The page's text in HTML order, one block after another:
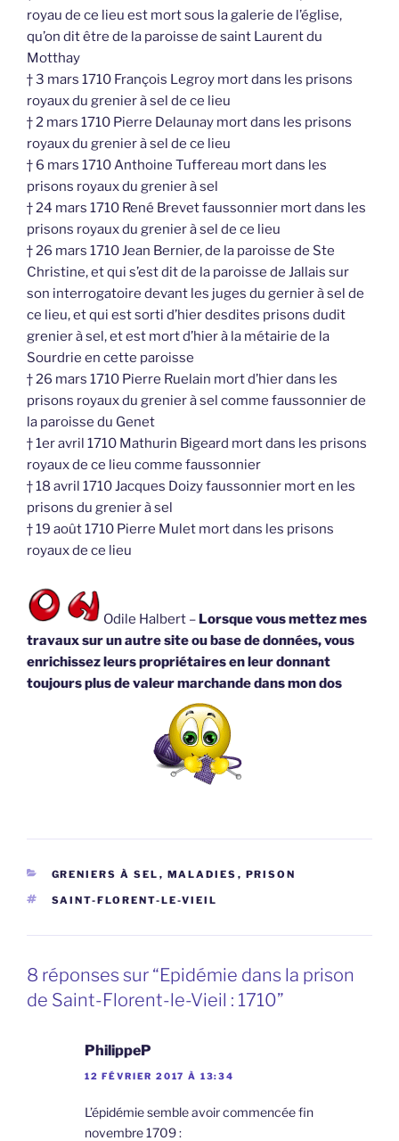
royau de ce lieu est mort sous la galerie de l’église,
qu’on dit être de la paroisse de saint Laurent du
Motthay
† 3 mars 1710 François Legroy mort dans les prisons
royaux du grenier à sel de ce lieu
† 2 mars 1710 Pierre Delaunay mort dans les prisons
royaux du grenier à sel de ce lieu
† 6 mars 1710 Anthoine Tuffereau mort dans les
prisons royaux du grenier à sel
† 24 mars 1710 René Brevet faussonnier mort dans les
prisons royaux du grenier à sel de ce lieu
† 26 mars 1710 Jean Bernier, de la paroisse de Ste
Christine, et qui s’est dit de la paroisse de Jallais sur
son interrogatoire devant les juges du gernier à sel de
ce lieu, et qui est sorti d’hier desdites prisons dudit
grenier à sel, et est mort d’hier à la métairie de la
Sourdrie en cette paroisse
† 26 mars 1710 Pierre Ruelain mort d’hier dans les
prisons royaux du grenier à sel comme faussonnier de
la paroisse du Genet
† 1er avril 1710 Mathurin Bigeard mort dans les prisons
royaux de ce lieu comme faussonnier
† 18 avril 1710 Jacques Doizy faussonnier mort en les
prisons du grenier à sel
† 19 août 1710 Pierre Mulet mort dans les prisons
royaux de ce lieu
Odile Halbert – Lorsque vous mettez mes
travaux sur un autre site ou base de données, vous
enrichissez leurs propriétaires en leur donnant
toujours plus de valeur marchande dans mon dos
CATÉGORIES
GRENIERS À SEL , MALADIES , PRISON
ÉTIQUETTES
SAINT-FLORENT-LE-VIEIL
8 réponses sur “Epidémie dans la prison
de Saint-Florent-le-Vieil : 1710”
PhilippeP
12 FÉVRIER 2017 À 13:34
L’épidémie semble avoir commencée fin
novembre 1709 :